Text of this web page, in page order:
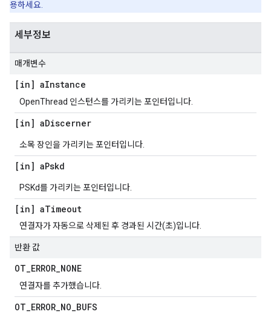
용하세요.
세부정보
매개변수
[in] aInstance
OpenThread 인스턴스를 가리키는 포인터입니다.
[in] aDiscerner
소목 장인을 가리키는 포인터입니다.
[in] aPskd
PSKd를 가리키는 포인터입니다.
[in] aTimeout
연결자가 자동으로 삭제된 후 경과된 시간(초)입니다.
반환 값
OT_ERROR_NONE
연결자를 추가했습니다.
OT_ERROR_NO_BUFS